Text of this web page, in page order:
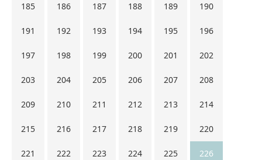
185 186 187 188 189 190
191 192 193 194 195 196
197 198 199 200 201 202
203 204 205 206 207 208
209 210 211 212 213 214
215 216 217 218 219 220
221 222 223 224 225 226